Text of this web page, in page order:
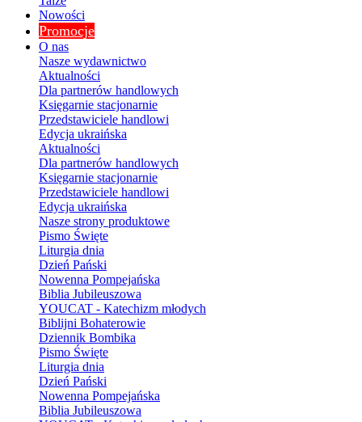
Nowości
Promocje
O nas
Nasze wydawnictwo
Aktualności
Dla partnerów handlowych
Księgarnie stacjonarnie
Przedstawiciele handlowi
Edycja ukraińska
Aktualności
Dla partnerów handlowych
Księgarnie stacjonarnie
Przedstawiciele handlowi
Edycja ukraińska
Nasze strony produktowe
Pismo Święte
Liturgia dnia
Dzień Pański
Nowenna Pompejańska
Biblia Jubileuszowa
YOUCAT - Katechizm młodych
Biblijni Bohaterowie
Dziennik Bombika
Pismo Święte
Liturgia dnia
Dzień Pański
Nowenna Pompejańska
Biblia Jubileuszowa